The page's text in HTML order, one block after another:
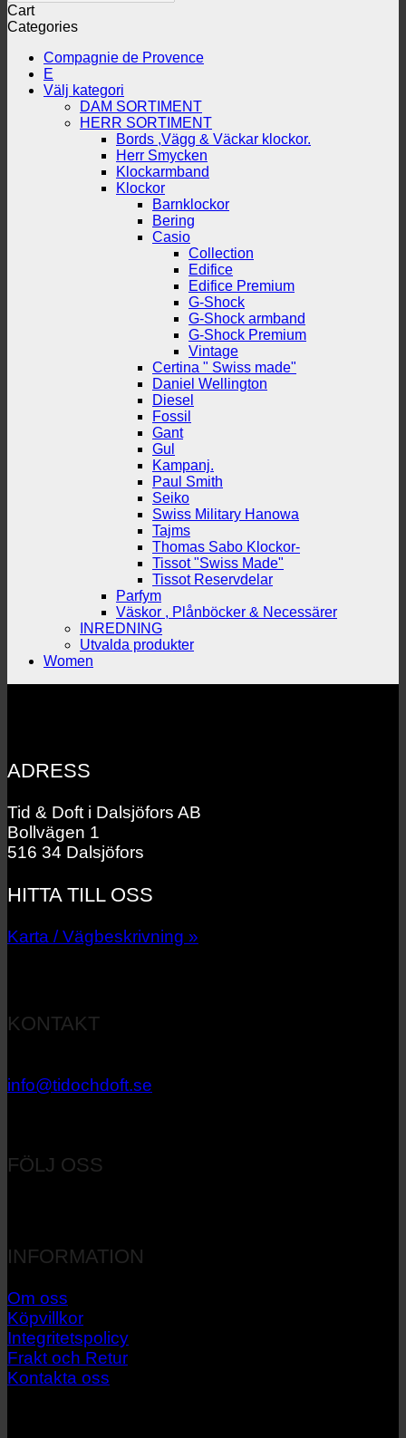
Cart
Categories
Compagnie de Provence
E
Välj kategori
DAM SORTIMENT
HERR SORTIMENT
Bords ,Vägg & Väckar klockor.
Herr Smycken
Klockarmband
Klockor
Barnklockor
Bering
Casio
Collection
Edifice
Edifice Premium
G-Shock
G-Shock armband
G-Shock Premium
Vintage
Certina " Swiss made"
Daniel Wellington
Diesel
Fossil
Gant
Gul
Kampanj.
Paul Smith
Seiko
Swiss Military Hanowa
Tajms
Thomas Sabo Klockor-
Tissot "Swiss Made"
Tissot Reservdelar
Parfym
Väskor , Plånböcker & Necessärer
INREDNING
Utvalda produkter
Women
ADRESS
Tid & Doft i Dalsjöfors AB
Bollvägen 1
516 34 Dalsjöfors
HITTA TILL OSS
Karta / Vägbeskrivning »
KONTAKT
info@tidochdoft.se
FÖLJ OSS
INFORMATION
Om oss
Köpvillkor
Integritetspolicy
Frakt och Retur
Kontakta oss